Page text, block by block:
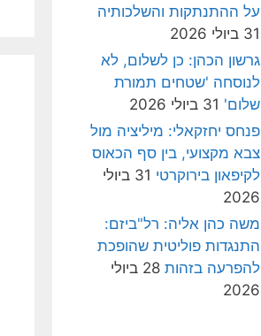
על ההתנתקות והשלכותיה
31 ביולי 2026
גרשון הכהן: כן לשלום, לא
לנוסחה 'שטחים תמורת
שלום' 31 ביולי 2026
פנחס יחזקאלי: מיליציה מול
צבא מקצועי, בין סף הכאוס
לקיפאון בירוקרטי
31 ביולי
2026
משה כהן אליה: רל"ביזם:
התנגדות פוליטית שהופכת
להפרעה בזהות
28 ביולי
2026